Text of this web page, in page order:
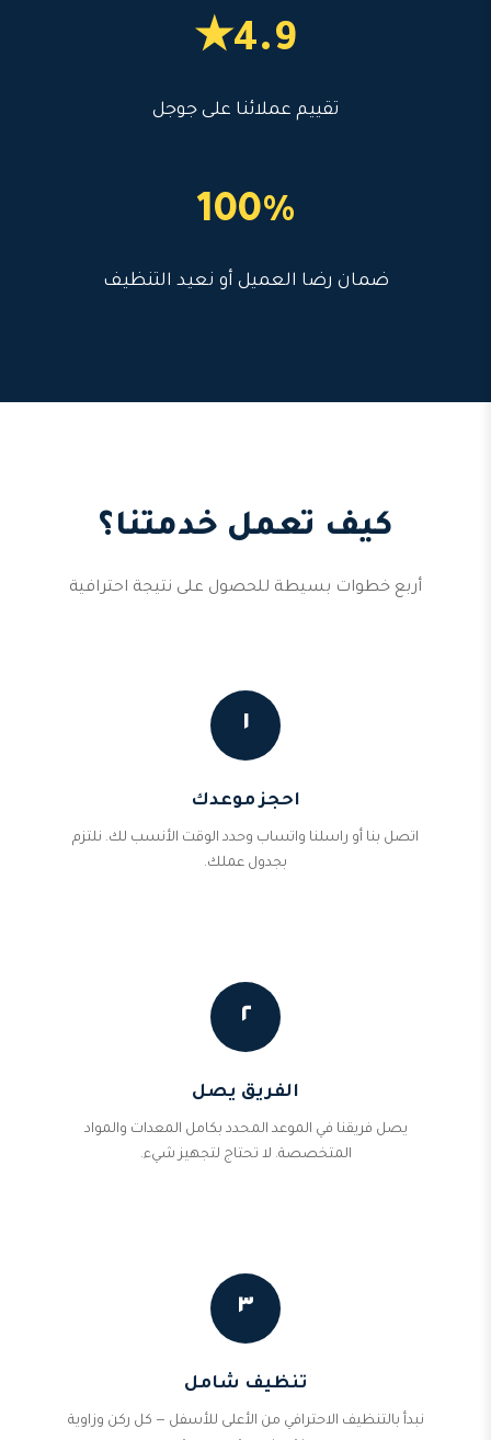
4.9★
تقييم عملائنا على جوجل
100%
ضمان رضا العميل أو نعيد التنظيف
كيف تعمل خدمتنا؟
أربع خطوات بسيطة للحصول على نتيجة احترافية
١
احجز موعدك
اتصل بنا أو راسلنا واتساب وحدد الوقت الأنسب لك. نلتزم
بجدول عملك.
٢
الفريق يصل
يصل فريقنا في الموعد المحدد بكامل المعدات والمواد
المتخصصة. لا تحتاج لتجهيز شيء.
٣
تنظيف شامل
نبدأ بالتنظيف الاحترافي من الأعلى للأسفل — كل ركن وزاوية